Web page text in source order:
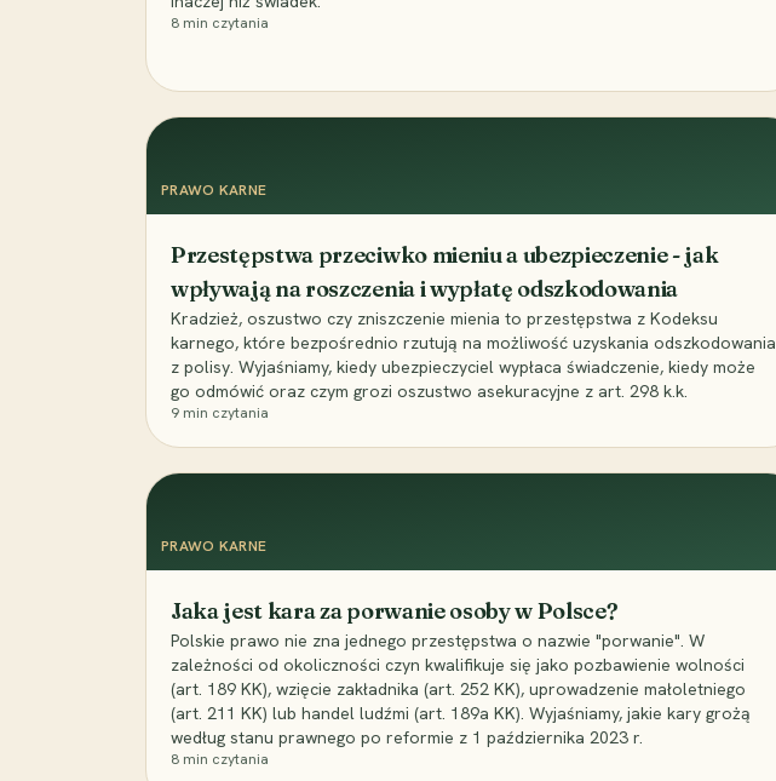
8 min czytania
PRAWO KARNE
Przestępstwa przeciwko mieniu a ubezpieczenie - jak
wpływają na roszczenia i wypłatę odszkodowania
Kradzież, oszustwo czy zniszczenie mienia to przestępstwa z Kodeksu
karnego, które bezpośrednio rzutują na możliwość uzyskania odszkodowania
z polisy. Wyjaśniamy, kiedy ubezpieczyciel wypłaca świadczenie, kiedy może
go odmówić oraz czym grozi oszustwo asekuracyjne z art. 298 k.k.
9 min czytania
PRAWO KARNE
Jaka jest kara za porwanie osoby w Polsce?
Polskie prawo nie zna jednego przestępstwa o nazwie "porwanie". W
zależności od okoliczności czyn kwalifikuje się jako pozbawienie wolności
(art. 189 KK), wzięcie zakładnika (art. 252 KK), uprowadzenie małoletniego
(art. 211 KK) lub handel ludźmi (art. 189a KK). Wyjaśniamy, jakie kary grożą
według stanu prawnego po reformie z 1 października 2023 r.
8 min czytania